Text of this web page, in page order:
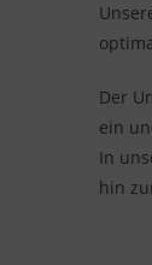
Der
ein
In
hin